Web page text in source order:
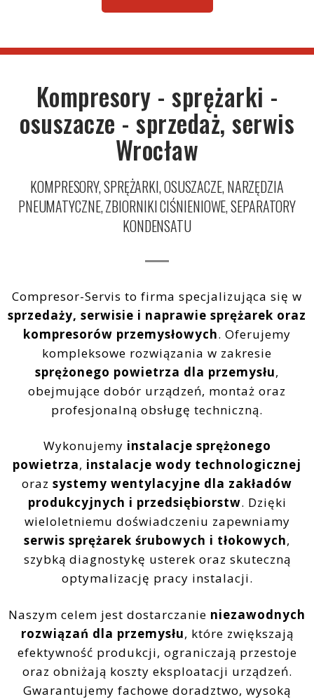
Filtracja
Zbiorniki ciśnieniowe
Instalacje
Kompresory - sprężarki -
osuszacze - sprzedaż, serwis
Wrocław
KOMPRESORY, SPRĘŻARKI, OSUSZACZE, NARZĘDZIA
PNEUMATYCZNE, ZBIORNIKI CIŚNIENIOWE, SEPARATORY
KONDENSATU
Compresor-Servis to firma specjalizująca się w
sprzedaży, serwisie i naprawie sprężarek oraz
kompresorów przemysłowych. Oferujemy
kompleksowe rozwiązania w zakresie
sprężonego powietrza dla przemysłu,
obejmujące dobór urządzeń, montaż oraz
profesjonalną obsługę techniczną.
Wykonujemy instalacje sprężonego
powietrza, instalacje wody technologicznej
oraz systemy wentylacyjne dla zakładów
produkcyjnych i przedsiębiorstw. Dzięki
wieloletniemu doświadczeniu zapewniamy
serwis sprężarek śrubowych i tłokowych,
szybką diagnostykę usterek oraz skuteczną
optymalizację pracy instalacji.
Naszym celem jest dostarczanie niezawodnych
rozwiązań dla przemysłu, które zwiększają
efektywność produkcji, ograniczają przestoje
oraz obniżają koszty eksploatacji urządzeń.
Gwarantujemy fachowe doradztwo, wysoką